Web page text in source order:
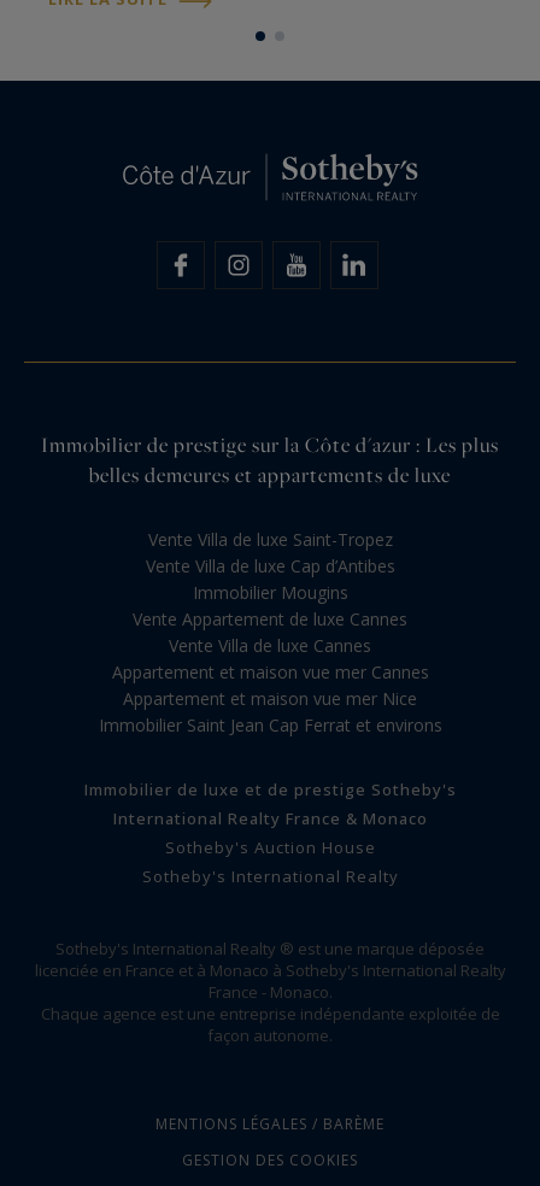
Immobilier de prestige sur la Côte d'azur : Les plus
belles demeures et appartements de luxe
Vente Villa de luxe Saint-Tropez
Vente Villa de luxe Cap d’Antibes
Immobilier Mougins
Vente Appartement de luxe Cannes
Vente Villa de luxe Cannes
Appartement et maison vue mer Cannes
Appartement et maison vue mer Nice
Immobilier Saint Jean Cap Ferrat et environs
Immobilier de luxe et de prestige Sotheby's
International Realty France & Monaco
Sotheby's Auction House
Sotheby's International Realty
Sotheby's International Realty ® est une marque déposée
licenciée en France et à Monaco à Sotheby's International Realty
France - Monaco.
Chaque agence est une entreprise indépendante exploitée de
façon autonome.
MENTIONS LÉGALES / BARÈME
GESTION DES COOKIES